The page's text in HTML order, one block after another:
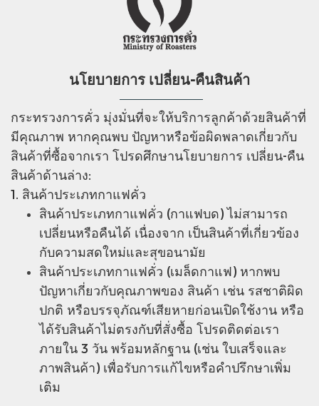
นโยบายการ เปลี่ยน-คืนสินค้า
กระทรวงการคั่ว มุ่งมั่นที่จะให้บริการลูกค้าด้วยสินค้าที่
มีคุณภาพ หากคุณพบ ปัญหาหรือข้อผิดพลาดเกี่ยวกับ
สินค้าที่ซื้อจากเรา โปรดศึกษานโยบายการ เปลี่ยน-คืน
สินค้าด้านล่าง:
1. สินค้าประเภทกาแฟคั่ว
สินค้าประเภทกาแฟคั่ว (กาแฟบด) ไม่สามารถ
เปลี่ยนหรือคืนได้ เนื่องจาก เป็นสินค้าที่เกี่ยวข้อง
กับความสดใหม่และสุขอนามัย
สินค้าประเภทกาแฟคั่ว (เมล็ดกาแฟ) หากพบ
ปัญหาเกี่ยวกับคุณภาพของ สินค้า เช่น รสชาติผิด
ปกติ หรือบรรจุภัณฑ์เสียหายก่อนเปิดใช้งาน หรือ
ได้รับสินค้าไม่ตรงกับที่สั่งซื้อ โปรดติดต่อเรา
ภายใน 3 วัน พร้อมหลักฐาน (เช่น ใบเสร็จและ
ภาพสินค้า) เพื่อรับการแก้ไขหรือคําปรึกษาเพิ่ม
เติม